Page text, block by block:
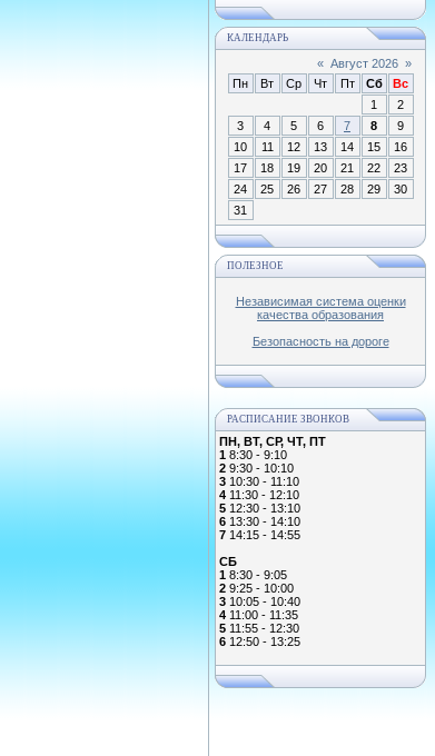
КАЛЕНДАРЬ
« Август 2026 »
Пн
Вт Ср Чт Пт Сб
Вс
1
2
3
4 5 6 7 8
9
10
11 12 13 14 15
16
17
18 19 20 21 22
23
24
25 26 27 28 29
30
31
ПОЛЕЗНОЕ
Независимая система оценки
качества образования
Безопасность на дороге
РАСПИСАНИЕ ЗВОНКОВ
ПН, ВТ, СР, ЧТ, ПТ
1 8:30 - 9:10
2 9:30 - 10:10
3 10:30 - 11:10
4 11:30 - 12:10
5 12:30 - 13:10
6 13:30 - 14:10
7 14:15 - 14:55
СБ
1 8:30 - 9:05
2 9:25 - 10:00
3 10:05 - 10:40
4 11:00 - 11:35
5 11:55 - 12:30
6 12:50 - 13:25